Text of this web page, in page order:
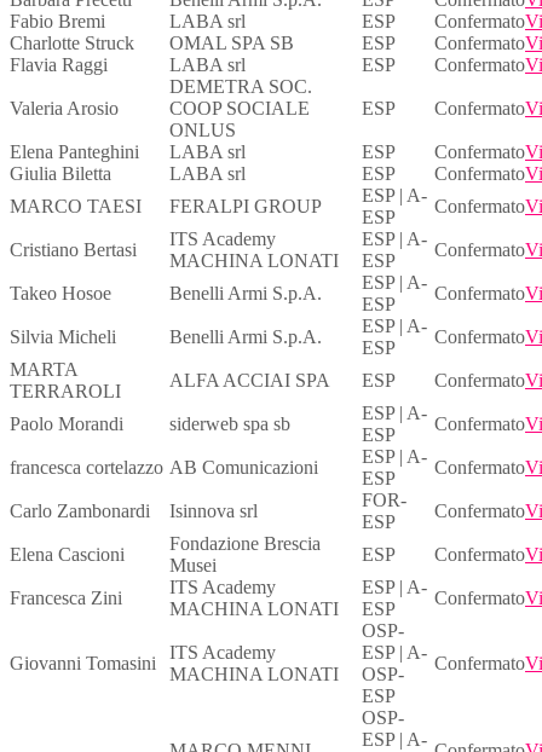
Fabio Bremi
LABA srl ESP Confermato
Charlotte Struck
OMAL SPA SB ESP Confermato
Flavia Raggi
LABA srl ESP Confermato
Valeria Arosio
DEMETRA SOC.
COOP SOCIALE
ONLUS
ESP Confermato
Elena Panteghini LABA srl ESP Confermato
Giulia Biletta
LABA srl ESP Confermato
MARCO TAESI
FERALPI GROUP
ESP | A-
ESP
Confermato
Cristiano Bertasi
ITS Academy
MACHINA LONATI
ESP | A-
ESP
Confermato
Takeo Hosoe Benelli Armi S.p.A.
ESP | A-
ESP
Confermato
Silvia Micheli Benelli Armi S.p.A.
ESP | A-
ESP
Confermato
MARTA
TERRAROLI
ALFA ACCIAI SPA ESP Confermato
Paolo Morandi siderweb spa sb
ESP | A-
ESP
Confermato
francesca cortelazzo AB Comunicazioni
ESP | A-
ESP
Confermato
Carlo Zambonardi Isinnova srl
FOR-
ESP
Confermato
Elena Cascioni
Fondazione Brescia
Musei
ESP Confermato
Francesca Zini
ITS Academy
MACHINA LONATI
ESP | A-
ESP
Confermato
Giovanni Tomasini
ITS Academy
MACHINA LONATI
OSP-
ESP | A-
OSP-
ESP
Confermato
OSP-
ESP | A-